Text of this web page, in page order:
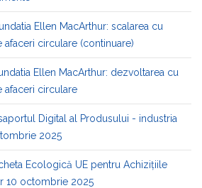
Ellen MacArthur: scalarea cu
circulare (continuare)
Ellen MacArthur: dezvoltarea cu
circulare
Digital al Produsului - industria
2025
Ecologică UE pentru Achizițiile
10 octombrie 2025